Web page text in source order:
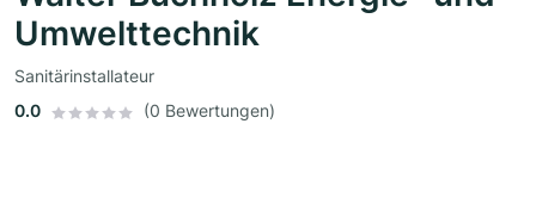
Umwelttechnik
Sanitärinstallateur
0.0
(0 Bewertungen)